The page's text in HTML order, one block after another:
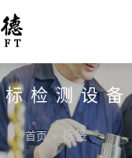
标检测设备
首页 » 标签